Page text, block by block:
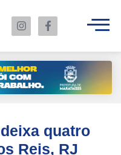
quatro
Reis, RJ